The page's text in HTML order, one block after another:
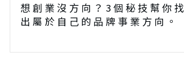
想創業沒方向？3個秘技幫你找
出屬於自己的品牌事業方向。